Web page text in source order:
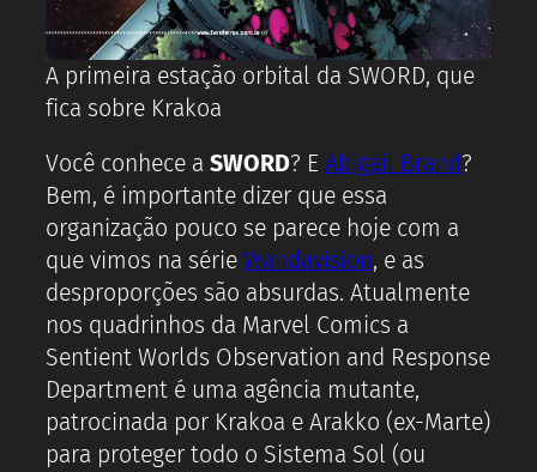
A primeira estação orbital da SWORD, que
fica sobre Krakoa
Você conhece a SWORD? E Abigail Brand?
Bem, é importante dizer que essa
organização pouco se parece hoje com a
que vimos na série Wandavision, e as
desproporções são absurdas. Atualmente
nos quadrinhos da Marvel Comics a
Sentient Worlds Observation and Response
Department é uma agência mutante,
patrocinada por Krakoa e Arakko (ex-Marte)
para proteger todo o Sistema Sol (ou